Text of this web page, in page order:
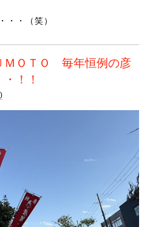
・・（笑）
ＭＯＴＯ 毎年恒例の彦
！！